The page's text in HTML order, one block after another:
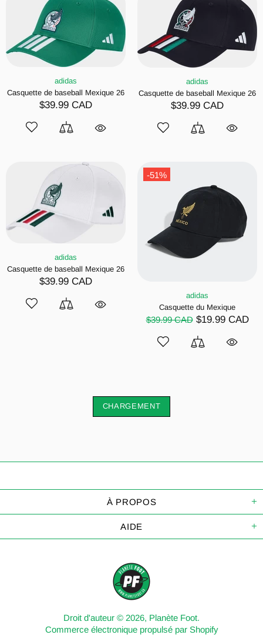
adidas
Casquette de baseball Mexique 26
$39.99 CAD
adidas
Casquette de baseball Mexique 26
$39.99 CAD
adidas
Casquette de baseball Mexique 26
$39.99 CAD
-51%
adidas
Casquette du Mexique
$39.99 CAD $19.99 CAD
CHARGEMENT
À PROPOS
AIDE
Droit d'auteur © 2026, Planète Foot.
Commerce électronique propulsé par Shopify